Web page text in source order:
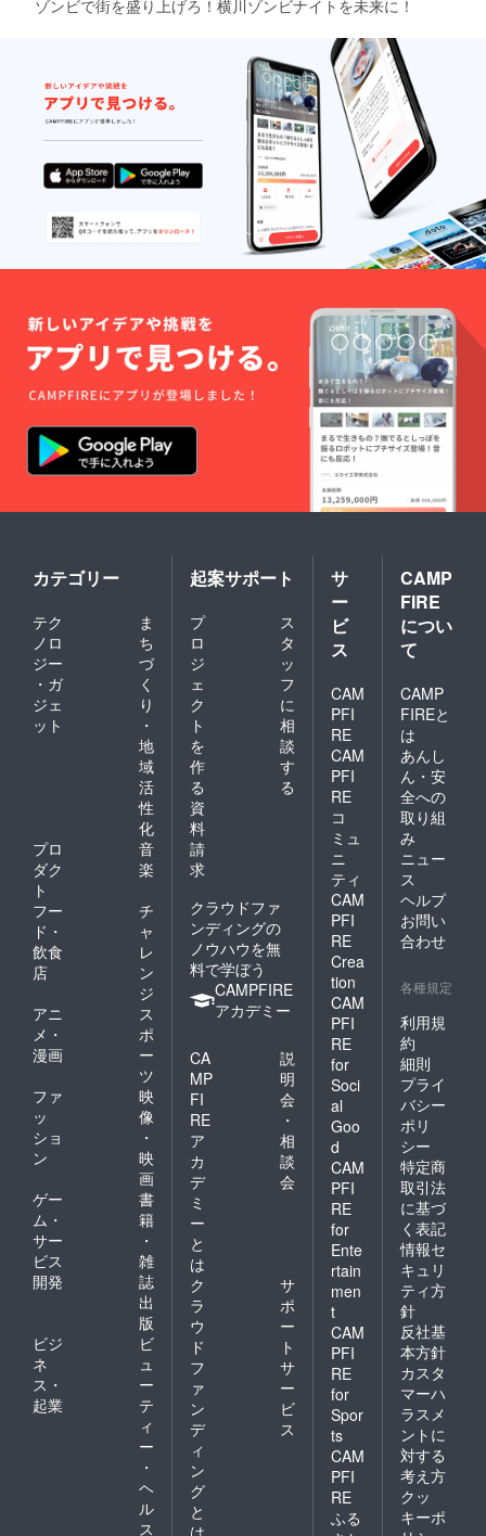
ゾンビで街を盛り上げろ！横川ゾンビナイトを未来に！
カテゴリー
テク
ノロ
ジー
・ガ
ジェ
ット
ま
ち
づ
く
り
・
地
域
活
性
化
プロ
ダク
ト
音
楽
フー
ド・
飲食
店
チ
ャ
レ
ン
ジ
アニ
メ・
漫画
ス
ポ
ー
ツ
ファ
ッ
ショ
ン
映
像
・
映
画
ゲー
ム・
サー
ビス
開発
書
籍
・
雑
誌
出
版
ビジ
ネ
ス・
起業
ビ
ュ
ー
テ
ィ
ー
・
ヘ
ル
ス
起案サポート
プ
ロ
ジ
ェ
ク
ト
を
作
る
ス
タ
ッ
フ
に
相
談
す
る
資
料
請
求
クラウドファ
ンディングの
ノウハウを無
料で学ぼう
CAMPFIRE
アカデミー
CA
MP
FI
RE
ア
カ
デ
ミ
ー
と
は
説
明
会
・
相
談
会
ク
ラ
ウ
ド
フ
ァ
ン
デ
ィ
ン
グ
と
サ
ポ
ー
ト
サ
ー
ビ
ス
サ
ー
ビ
ス
CAM
PFI
RE
CAM
PFI
RE
コ
ミュ
ニ
ティ
CAM
PFI
RE
Crea
tion
CAM
PFI
RE
for
Soci
al
Goo
d
CAM
PFI
RE
for
Ente
rtain
men
t
CAM
PFI
RE
for
Spor
ts
CAM
PFI
RE
ふる
CAMP
FIRE
につい
て
CAMP
FIREと
は
あんし
ん・安
全への
取り組
み
ニュー
ス
ヘルプ
お問い
合わせ
各種規定
利用規
約
細則
プライ
バシー
ポリ
シー
特定商
取引法
に基づ
く表記
情報セ
キュリ
ティ方
針
反社基
本方針
カスタ
マーハ
ラスメ
ントに
対する
考え方
クッ
キーポ